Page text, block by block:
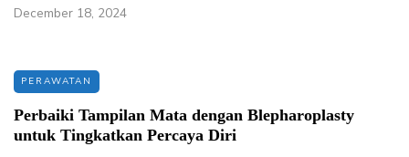
December 18, 2024
PERAWATAN
Perbaiki Tampilan Mata dengan Blepharoplasty
untuk Tingkatkan Percaya Diri